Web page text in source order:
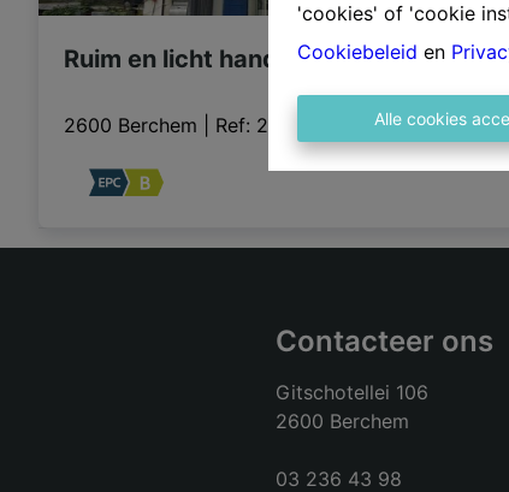
'cookies' of 'cookie
Cookiebeleid en
Alle cookies
Ruim en licht handelspand!
2600 Berchem Ref: 2365
Contacteer ons
Gitschotellei 106
2600 Berchem
03 236 43 98